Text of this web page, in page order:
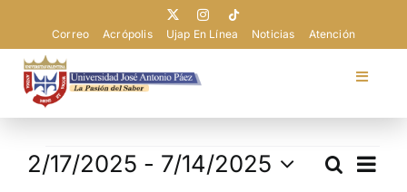
contenido
Correo Acrópolis Ujap En Línea Noticias Atención
Toggle
Eventos Buscar
Lista
2/17/2025 - 7/14/2025